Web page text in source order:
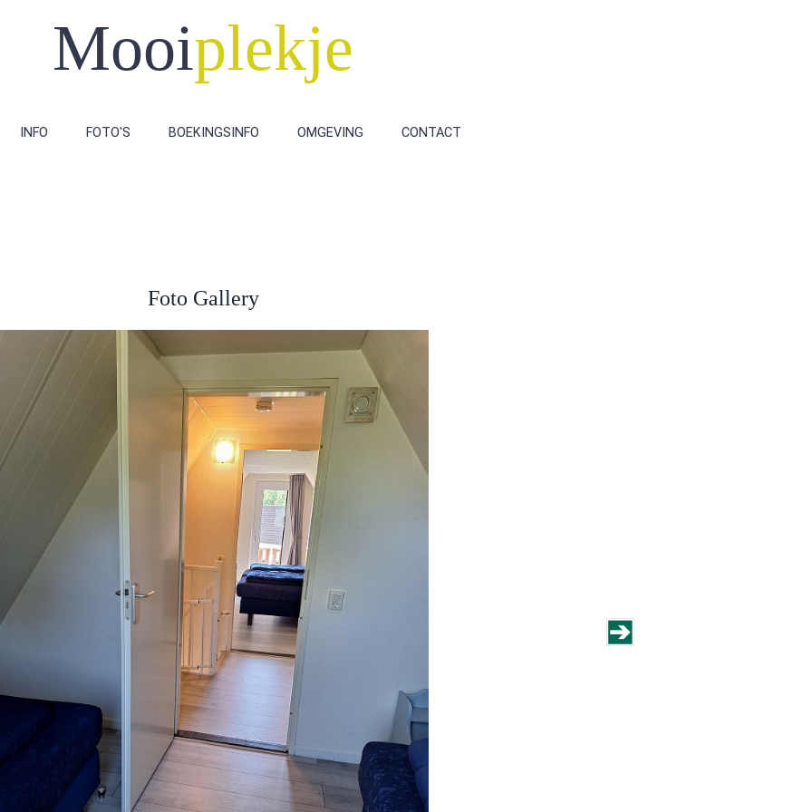
Mooiplekje
INFO FOTO'S BOEKINGSINFO OMGEVING CONTACT
Foto Gallery